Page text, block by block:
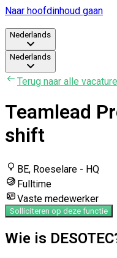
Naar hoofdinhoud gaan
Nederlands
Nederlands
Terug naar alle
Teamlead
shift
BE, Roeselare - HQ
Fulltime
Vaste medewerker
Solliciteren op deze functie
Wie is